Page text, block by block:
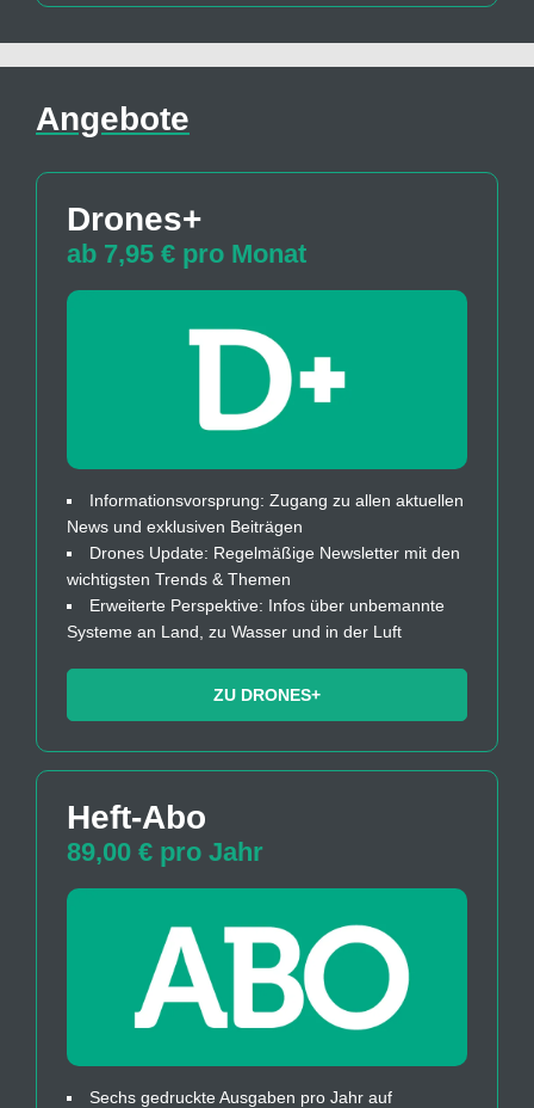
Angebote
Drones+
ab 7,95 € pro Monat
Informationsvorsprung: Zugang zu allen aktuellen
News und exklusiven Beiträgen
Drones Update: Regelmäßige Newsletter mit den
wichtigsten Trends & Themen
Erweiterte Perspektive: Infos über unbemannte
Systeme an Land, zu Wasser und in der Luft
ZU DRONES+
Heft-Abo
89,00 € pro Jahr
Sechs gedruckte Ausgaben pro Jahr auf